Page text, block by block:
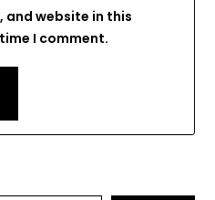
and website in this
I comment.